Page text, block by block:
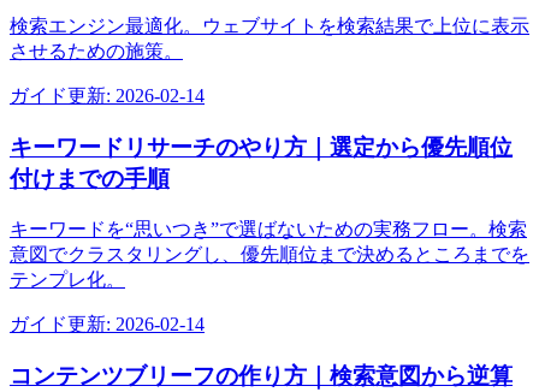
検索エンジン最適化。ウェブサイトを検索結果で上位に表示
させるための施策。
ガイド更新: 2026-02-14
キーワードリサーチのやり方｜選定から優先順位
付けまでの手順
キーワードを“思いつき”で選ばないための実務フロー。検索
意図でクラスタリングし、優先順位まで決めるところまでを
テンプレ化。
ガイド更新: 2026-02-14
コンテンツブリーフの作り方｜検索意図から逆算